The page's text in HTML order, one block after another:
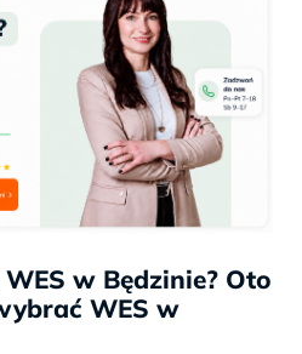
w Będzinie? Oto
WES w